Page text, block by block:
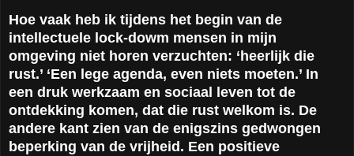
Hoe vaak heb ik tijdens het begin van de
intellectuele lock-dowm mensen in mijn
omgeving niet horen verzuchten: ‘heerlijk die
rust.’ ‘Een lege agenda, even niets moeten.’ In
een druk werkzaam en sociaal leven tot de
ontdekking komen, dat die rust welkom is. De
andere kant zien van de enigszins gedwongen
beperking van de vrijheid. Een positieve